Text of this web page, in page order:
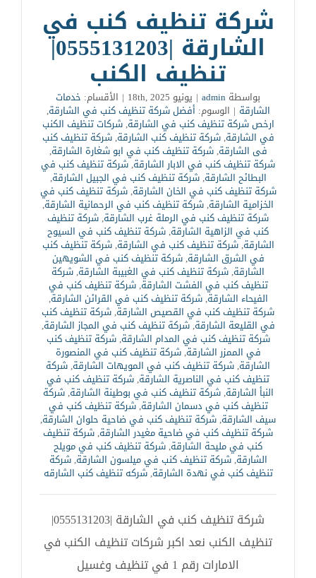
شركة تنظيف كنب في
الشارقة |0555131203|
تنظيف الكنب
بواسطة admin
| يونيو 18th, 2025 | الأقسام: خدمات
الشارقة | الوسوم: أفضل شركة تنظيف كنب في الشارقة,
ارخص شركة تنظيف كنب في الشارقة,شركات تنظيف الكنب
في الشارقة,شركة تنظيف كنب الشارقة,شركة تنظيف كنب
فى الشارقة,شركة تنظيف كنب في ابو شغارة الشارقة,
شركة تنظيف كنب في الابار الشارقة,شركة تنظيف كنب في
البطائح الشارقة,شركة تنظيف كنب في الجبيل الشارقة,
شركة تنظيف كنب في الخان الشارقة,شركة تنظيف كنب في
الخزامية الشارقة,شركة تنظيف كنب في الرحمانية الشارقة,
شركة تنظيف كنب في الرملة غرب الشارقة,شركة تنظيف
كنب في الزاهية الشارقة,شركة تنظيف كنب في السيوح
الشارقة,شركة تنظيف كنب في الشارقة,شركة تنظيف كنب
في الشرق الشارقة,شركة تنظيف كنب في الشويهين
الشارقة,شركة تنظيف كنب في الغبيبة الشارقة,شركة
تنظيف كنب في الفشت الشارقة,شركة تنظيف كنب في
الفيحاء الشارقة,شركة تنظيف كنب في القرائن الشارقة,
شركة تنظيف كنب في القصيص الشارقة,شركة تنظيف كنب
في القليعة الشارقة,شركة تنظيف كنب في المجاز الشارقة,
شركة تنظيف كنب في المدام الشارقة,شركة تنظيف كنب
في الممزر الشارقة,شركة تنظيف كنب في المنصورة
الشارقة,شركة تنظيف كنب في المويهات الشارقة,شركة
تنظيف كنب في الناصرية الشارقة,شركة تنظيف كنب في
النبأ الشارقة,شركة تنظيف كنب في بوطينة الشارقة,شركة
تنظيف كنب في دسمان الشارقة,شركة تنظيف كنب في
سيف الشارقة,شركة تنظيف كنب في ضاحية حلوان الشارقة,
شركة تنظيف كنب في ضاحية مغيدر الشارقة,شركة تنظيف
كنب في مليحة الشارقة,شركة تنظيف كنب في مويلح
الشارقة,شركة تنظيف كنب في ميلسون الشارقة,شركة
تنظيف كنب في نهدة الشارقة,شركه تنظيف كنب الشارقه
شركة تنظيف كنب في الشارقة |0555131203|
تنظيف الكنب نعد اكبر شركات تنظيف الكنب في
الامارات رقم 1 في تنظيف وغسيل